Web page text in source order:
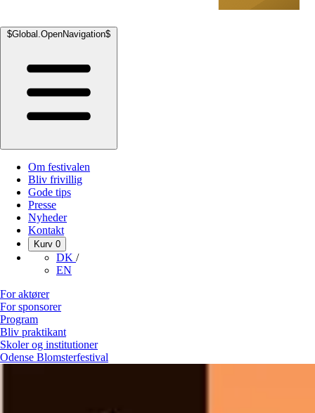
$Global.OpenNavigation$
Om festivalen
Bliv frivillig
Gode tips
Presse
Nyheder
Kontakt
Kurv 0
DK /
EN
For aktører
For sponsorer
Program
Bliv praktikant
Skoler og institutioner
Odense Blomsterfestival